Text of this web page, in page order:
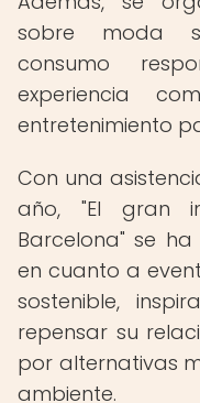
sobre moda
consumo
experiencia
entretenimiento
Con una
año, "El gran
Barcelona" se
en cuanto a
sostenible,
repensar su
por alternativas
ambiente.